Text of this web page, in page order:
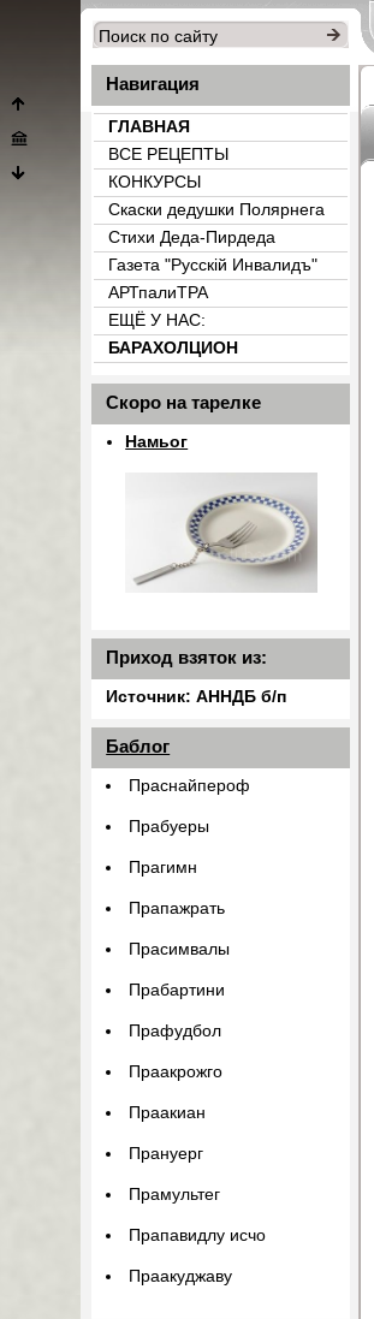
Навигация
ГЛАВНАЯ
ВСЕ РЕЦЕПТЫ
КОНКУРСЫ
Скаски дедушки Полярнега
Стихи Деда-Пирдеда
Газета "Русскiй Инвалидъ"
АРТпалиТРА
ЕЩЁ У НАС:
БАРАХОЛЦИОН
Скоро на тарелке
Намьог
Приход взяток из:
Источник: АННДБ б/п
Баблог
Праснайпероф
Прабуеры
Прагимн
Прапажрать
Прасимвалы
Прабартини
Прафудбол
Праакрожго
Праакиан
Прануерг
Прамультег
Прапавидлу исчо
Праакуджаву